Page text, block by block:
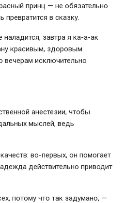
принц — не обязательно
в сказку.
завтра я ка-а-ак
красивым, здоровым
вечерам исключительно
анестезии, чтобы
мыслей, ведь
во-первых, он помогает
действительно приводит
потому что так задумано, —